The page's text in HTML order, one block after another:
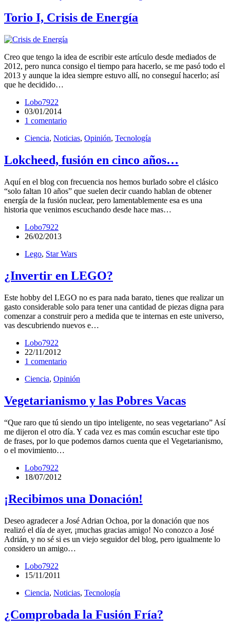
Torio I, Crisis de Energía
Creo que tengo la idea de escribir este artículo desde mediados de
2012, pero nunca consigo el tiempo para hacerlo, se me pasó todo el
2013 y aunque la idea siempre estuvo allí, no conseguí hacerlo; así
que he decidido…
Lobo7922
03/01/2014
1 comentario
Ciencia, Noticias, Opinión, Tecnología
Lokcheed, fusión en cinco años…
Aquí en el blog con frecuencia nos hemos burlado sobre el clásico
“solo faltan 10 años” que suelen decir cuando hablan de obtener
energía de la fusión nuclear, pero lamentablemente esa es una
historia que venimos escuchando desde hace mas…
Lobo7922
26/02/2013
Lego, Star Wars
¿Invertir en LEGO?
Este hobby del LEGO no es para nada barato, tienes que realizar un
gasto considerable solo para tener una cantidad de piezas digna para
comenzar a construir pero a medida que te internas en este universo,
vas descubriendo nuevos e…
Lobo7922
22/11/2012
1 comentario
Ciencia, Opinión
Vegetarianismo y las Pobres Vacas
“Que raro que tú siendo un tipo inteligente, no seas vegetariano” Así
me dijeron el otro día. Y cada vez es mas común escuchar este tipo
de frases, por lo que podemos darnos cuenta que el Vegetarianismo,
o el movimiento…
Lobo7922
18/07/2012
¡Recibimos una Donación!
Deseo agradecer a José Adrian Ochoa, por la donación que nos
realizó el día de ayer, ¡muchas gracias amigo! No conozco a José
Adrián, y no sé si es un viejo seguidor del blog, pero igualmente lo
considero un amigo…
Lobo7922
15/11/2011
Ciencia, Noticias, Tecnología
¿Comprobada la Fusión Fría?